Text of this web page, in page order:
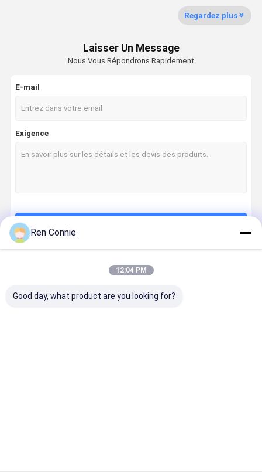
Pas plus de colle de clous
Sédatif pour carreaux en céramique
Collage électronique matériel
Collage pour automobile
Regardez plus
Laisser Un Message
Nous Vous Répondrons Rapidement
E-mail
Exigence
Ren Connie
12:04 PM
Good day, what product are you looking for?